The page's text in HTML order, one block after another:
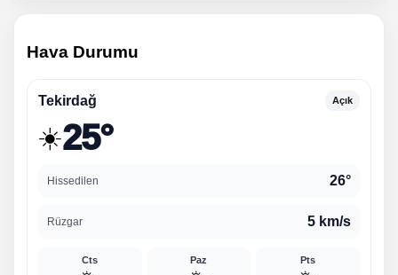
Hava Durumu
Tekirdağ Açık
☀️25°
Hissedilen 26°
Rüzgar 5 km/s
Cts Paz Pts